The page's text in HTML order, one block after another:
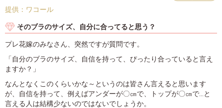
提供：ワコール
そのブラのサイズ、自分に合ってると思う？
プレ花嫁のみなさん、突然ですが質問です。
「自分のブラのサイズ、自信を持って、ぴったり合っていると言え
ますか？」
なんとなくこのくらいかな～というのは皆さん言えると思います
が、自信を持って、例えばアンダーが〇㎝で、トップが〇㎝で…と
言える人は結構少ないのではないでしょうか。